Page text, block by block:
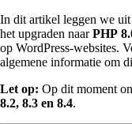
In dit artikel leggen we
het upgraden naarPHP
op WordPress-websites.
algemene informatie om
Let op: Op dit moment
8.2, 8.3 en 8.4.